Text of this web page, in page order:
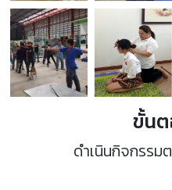
ขั้น
ดำเนินกิจกรรม